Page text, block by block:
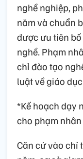
nghề nghiệp,
năm và chuẩn
được ưu tiên
nghề. Phạm
chỉ đào tạo
luật về giáo
*Kế hoạch dạy
cho phạm nhân
Căn cứ vào chỉ